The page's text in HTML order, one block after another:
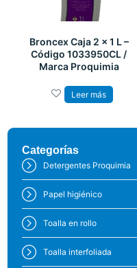
Categorías
Detergentes Proquimia
Papel higiénico
Toalla en rollo
Toalla interfoliada
Broncex Caja 2 x 1 L –
Código 1033950CL /
Marca Proquimia
Leer más